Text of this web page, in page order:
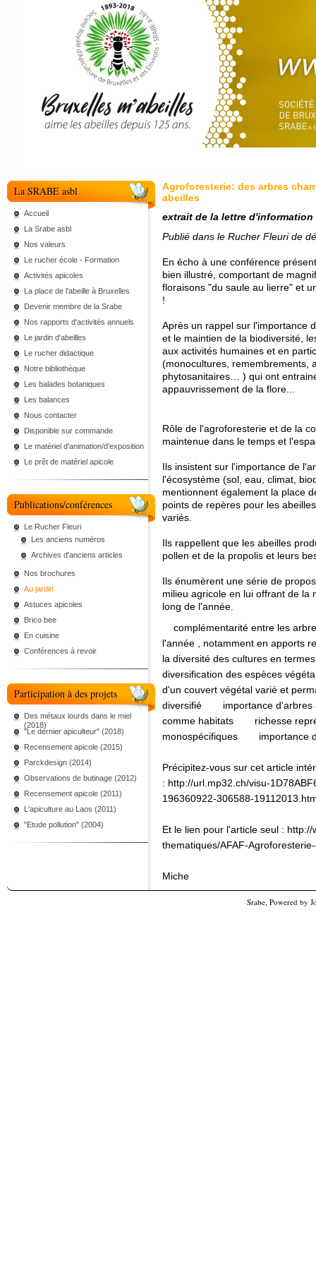
La SRABE asbl
Accueil
La Srabe asbl
Nos valeurs
Le rucher école - Formation
Activités apicoles
La place de l'abeille à Bruxelles
Devenir membre de la Srabe
Nos rapports d'activités annuels
Le jardin d'abeilles
Le rucher didactique
Notre bibliothèque
Les balades botaniques
Les balances
Nous contacter
Disponible sur commande
Le matériel d'animation/d'exposition
Le prêt de matériel apicole
Publications/conférences
Le Rucher Fleuri
Les anciens numéros
Archives d'anciens articles
Nos brochures
Au jardin
Astuces apicoles
Brico bee
En cuisine
Conférences à revoir
Participation à des projets
Des métaux lourds dans le miel
(2018)
"Le dernier apiculteur" (2018)
Recensement apicole (2015)
Parckdesign (2014)
Observations de butinage (2012)
Recensement apicole (2011)
L'apiculture au Laos (2011)
"Etude pollution" (2004)
Agroforesterie: des arbres
abeilles
extrait de la lettre
Publié dans le Rucher Fleuri de
En écho à une conférence
bien illustré, comportant de
floraisons "du saule au lierre" et
!
Après un rappel sur l'importance
et le maintien de la biodiversité,
aux activités humaines et en
(monocultures, remembrements,
phytosanitaires… ) qui ont
appauvrissement de la flore...
Rôle de l'agroforesterie et de la
maintenue dans le temps et
Ils insistent sur l'importance de
l'écosystème (sol, eau, climat,
mentionnent également la place
points de repères pour les
variés.
Ils rappellent que les abeilles
pollen et de la propolis et leurs
Ils énumèrent une série de
milieu agricole en lui offrant de la
long de l'année.
complémentarité entre les
l'année , notamment en apports
la diversité des cultures en
diversification des espèces
d'un couvert végétal varié et
diversifié
importance d'arbres
comme habitats
richesse
monospécifiques
importance
Précipitez-vous sur cet article
: http://url.mp32.ch/visu-
196360922-306588-
Et le lien pour l'article seul :
thematiques/AFAF-
Miche
Srabe, Powered by